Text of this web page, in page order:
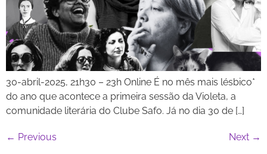
30-abril-2025, 21h30 – 23h Online É no mês mais lésbico*
do ano que acontece a primeira sessão da Violeta, a
comunidade literária do Clube Safo. Já no dia 30 de […]
← Previous Next →